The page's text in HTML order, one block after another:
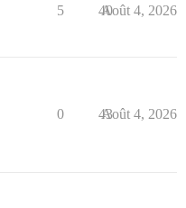
5 40
Août 4, 2026
0 43
Août 4, 2026